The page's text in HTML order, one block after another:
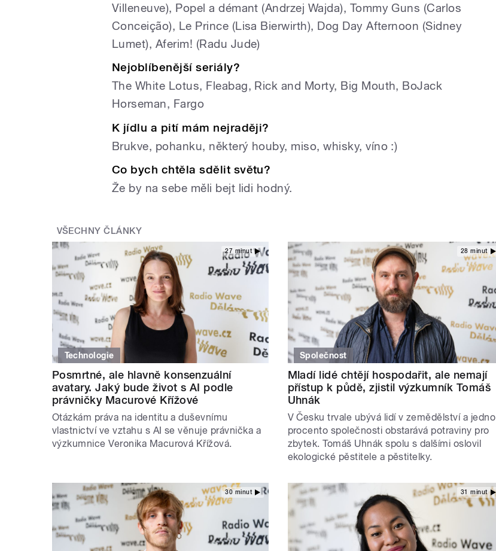
Villeneuve), Popel a démant (Andrzej Wajda), Tommy Guns (Carlos
Conceição), Le Prince (Lisa Bierwirth), Dog Day Afternoon (Sidney
Lumet), Aferim! (Radu Jude)
Nejoblíbenější seriály?
The White Lotus, Fleabag, Rick and Morty, Big Mouth, BoJack
Horseman, Fargo
K jídlu a pití mám nejraději?
Brukve, pohanku, některý houby, miso, whisky, víno :)
Co bych chtěla sdělit světu?
Že by na sebe měli bejt lidi hodný.
VŠECHNY ČLÁNKY
27 minut
Technologie
Posmrtné, ale hlavně konsenzuální
avatary. Jaký bude život s AI podle
právničky Macurové Křížové
Otázkám práva na identitu a duševnímu
vlastnictví ve vztahu s AI se věnuje právnička a
výzkumnice Veronika Macurová Křížová.
28 minut
Společnost
Mladí lidé chtějí hospodařit, ale nemají
přístup k půdě, zjistil výzkumník Tomáš
Uhnák
V Česku trvale ubývá lidí v zemědělství a jedno
procento společnosti obstarává potraviny pro
zbytek. Tomáš Uhnák spolu s dalšími oslovil
ekologické pěstitele a pěstitelky.
30 minut 31 minut